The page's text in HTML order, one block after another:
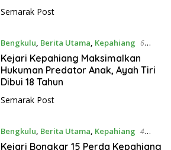
Semarak Post
Bengkulu Berita Utama Kepahiang 6
Agustus 2026
Kejari Kepahiang Maksimalkan
Hukuman Predator Anak, Ayah Tiri
Dibui 18 Tahun
Semarak Post
Bengkulu Berita Utama Kepahiang 4
Agustus 2026
Kejari Bongkar 15 Perda Kepahiang